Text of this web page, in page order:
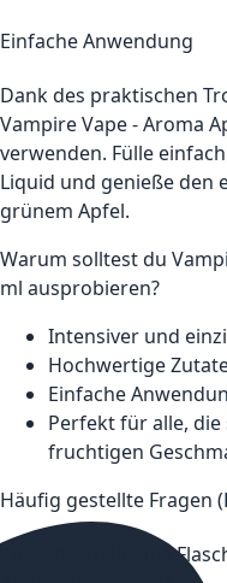
Einfache Anwendung
Dank des praktischen
Vampire Vape - Aroma
verwenden. Fülle
Liquid und genieße den
grünem Apfel.
Warum solltest du
ml ausprobieren?
Intensiver und
Hochwertige
Einfache
Perfekt für alle,
fruchtigen
Häufig gestellte Fragen
Wie lange hält eine